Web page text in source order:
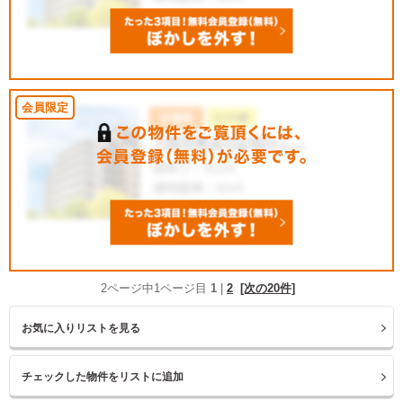
2ページ中1ページ目 1 | 2 [次の20件]
お気に入りリストを見る